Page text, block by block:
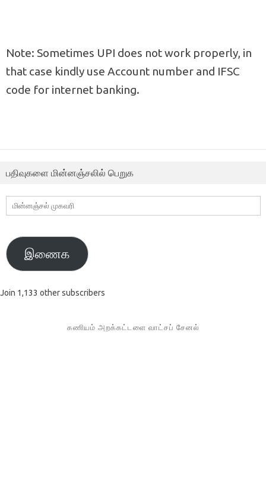
Note: Sometimes UPI does not work properly, in
that case kindly use Account number and IFSC
code for internet banking.
பதிவுகளை மின்னஞ்சலில் பெறுக
மின்னஞ்சல்
முகவரி
இணைக
Join 1,133 other subscribers
கணியம் அறக்கட்டளை வாட்சப் சேனல்